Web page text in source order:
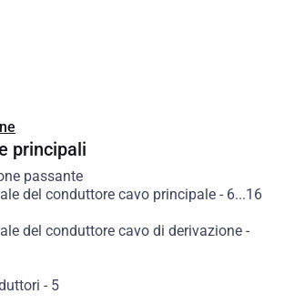
principali
passante
del conduttore cavo principale- 6...16
del conduttore cavo di derivazione-
- 5